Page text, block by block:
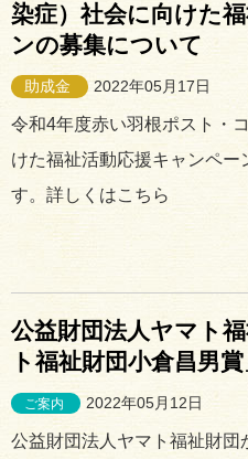
染症）社会に向けた
ンの募集について
助成金 2022年05月17日
令和4年度赤い羽根ポスト・
けた福祉活動応援キャンペー
す。詳しくはこちら
公益財団法人ヤマト
ト福祉財団小倉昌男
ご案内 2022年05月12日
公益財団法人ヤマト福祉財団